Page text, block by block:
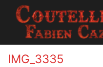
IMG_3335